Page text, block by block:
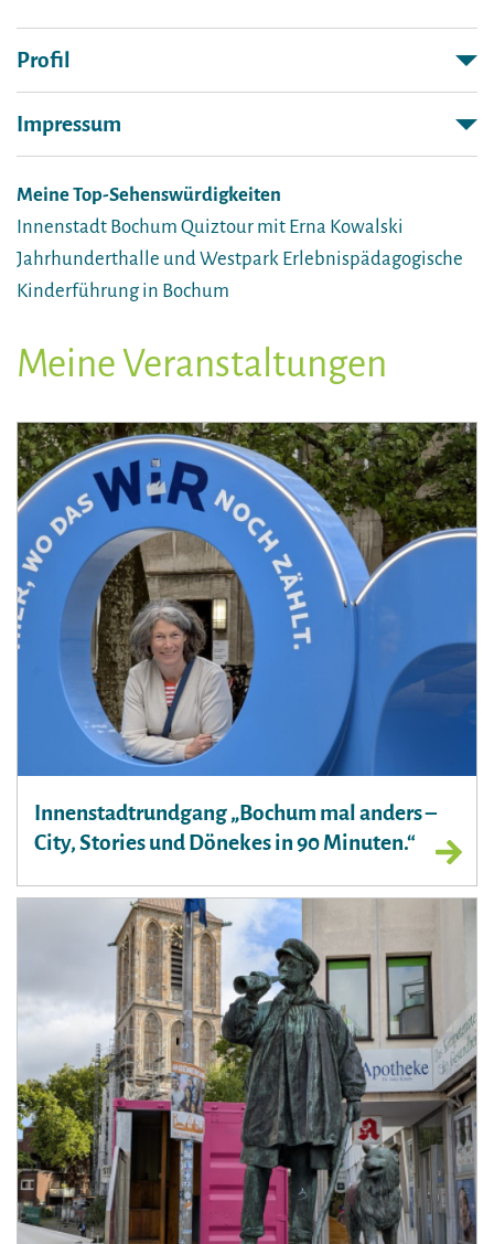
Profil
Impressum
Meine Top-Sehenswürdigkeiten
Innenstadt Bochum Quiztour mit Erna Kowalski
Jahrhunderthalle und Westpark Erlebnispädagogische
Kinderführung in Bochum
Meine Veranstaltungen
Innenstadtrundgang „Bochum mal anders –
City, Stories und Dönekes in 90 Minuten.“